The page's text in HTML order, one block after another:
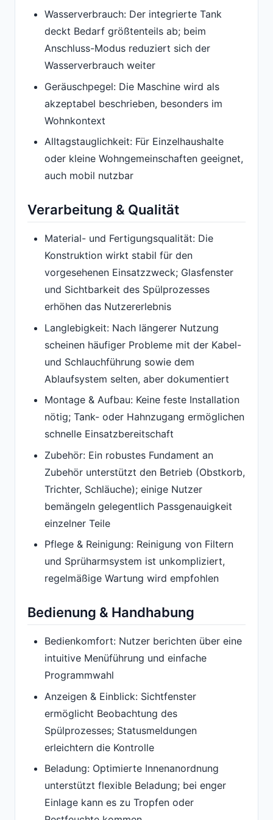
Wasserverbrauch: Der integrierte Tank
deckt Bedarf größtenteils ab; beim
Anschluss-Modus reduziert sich der
Wasserverbrauch weiter
Geräuschpegel: Die Maschine wird als
akzeptabel beschrieben, besonders im
Wohnkontext
Alltagstauglichkeit: Für Einzelhaushalte
oder kleine Wohngemeinschaften geeignet,
auch mobil nutzbar
Verarbeitung & Qualität
Material- und Fertigungsqualität: Die
Konstruktion wirkt stabil für den
vorgesehenen Einsatzzweck; Glasfenster
und Sichtbarkeit des Spülprozesses
erhöhen das Nutzererlebnis
Langlebigkeit: Nach längerer Nutzung
scheinen häufiger Probleme mit der Kabel-
und Schlauchführung sowie dem
Ablaufsystem selten, aber dokumentiert
Montage & Aufbau: Keine feste Installation
nötig; Tank- oder Hahnzugang ermöglichen
schnelle Einsatzbereitschaft
Zubehör: Ein robustes Fundament an
Zubehör unterstützt den Betrieb (Obstkorb,
Trichter, Schläuche); einige Nutzer
bemängeln gelegentlich Passgenauigkeit
einzelner Teile
Pflege & Reinigung: Reinigung von Filtern
und Sprüharmsystem ist unkompliziert,
regelmäßige Wartung wird empfohlen
Bedienung & Handhabung
Bedienkomfort: Nutzer berichten über eine
intuitive Menüführung und einfache
Programmwahl
Anzeigen & Einblick: Sichtfenster
ermöglicht Beobachtung des
Spülprozesses; Statusmeldungen
erleichtern die Kontrolle
Beladung: Optimierte Innenanordnung
unterstützt flexible Beladung; bei enger
Einlage kann es zu Tropfen oder